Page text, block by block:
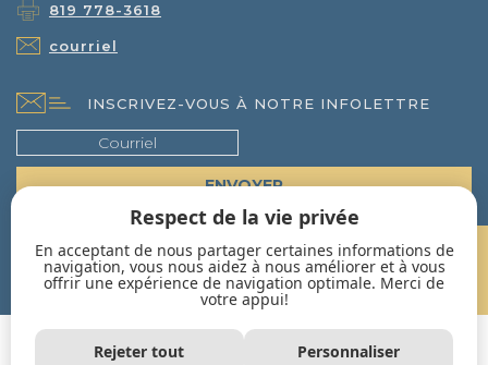
819 778-3618
courriel
INSCRIVEZ-VOUS À NOTRE INFOLETTRE
UN PROJET EN TÊTE?
CONTACTEZ-NOUS!
Respect de la vie privée
En acceptant de nous partager certaines informations de
navigation, vous nous aidez à nous améliorer et à vous
offrir une expérience de navigation optimale. Merci de
votre appui!
Rejeter tout Personnaliser